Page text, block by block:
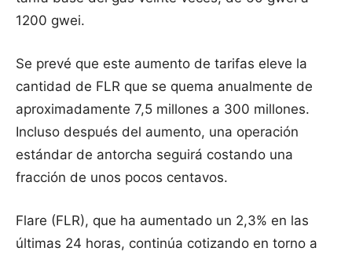
1200 gwei.
Se prevé que este aumento de tarifas eleve la
cantidad de FLR que se quema anualmente de
aproximadamente 7,5 millones a 300 millones.
Incluso después del aumento, una operación
estándar de antorcha seguirá costando una
fracción de unos pocos centavos.
Flare (FLR), que ha aumentado un 2,3% en las
últimas 24 horas, continúa cotizando en torno a